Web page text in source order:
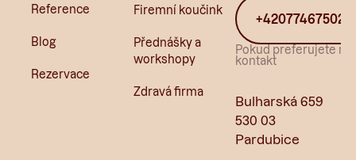
Reference
Blog
Rezervace
Firemní koučink
Přednášky a
workshopy
Zdravá firma
+420774675022
Pokud preferujete
kontakt
Bulharská 659
530 03
Pardubice